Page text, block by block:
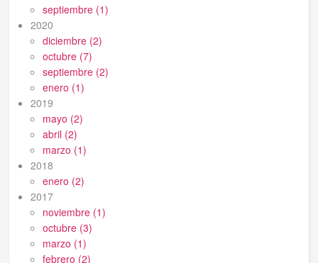
septiembre (1)
2020
diciembre (2)
octubre (7)
septiembre (2)
enero (1)
2019
mayo (2)
abril (2)
marzo (1)
2018
enero (2)
2017
noviembre (1)
octubre (3)
marzo (1)
febrero (2)